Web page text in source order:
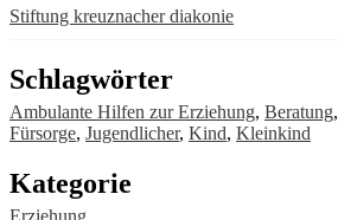
Stiftung kreuznacher diakonie
Schlagwörter
Ambulante Hilfen zur Erziehung, Beratung,
Fürsorge, Jugendlicher, Kind, Kleinkind
Kategorie
Erziehung